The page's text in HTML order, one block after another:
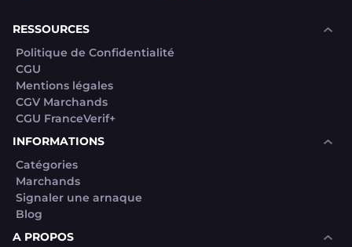
elles sont bloquées en attente. C'est un leurre.
RESSOURCES
Politique de Confidentialité
CGU
Mentions légales
CGV Marchands
CGU FranceVerif+
INFORMATIONS
Catégories
Marchands
Signaler une arnaque
Blog
A PROPOS